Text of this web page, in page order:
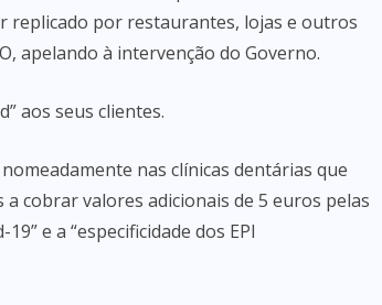
replicado por restaurantes, lojas e outros
apelando à intervenção do Governo.
aos seus clientes.
nas clínicas dentárias que
cobrar valores adicionais de 5 euros pelas
e a “especificidade dos EPI